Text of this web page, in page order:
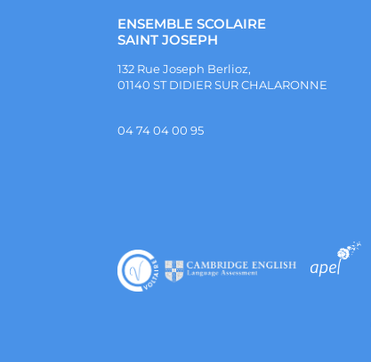
ENSEMBLE SCOLAIRE
SAINT JOSEPH
132 Rue Joseph Berlioz,
01140 ST DIDIER SUR CHALARONNE
04 74 04 00 95